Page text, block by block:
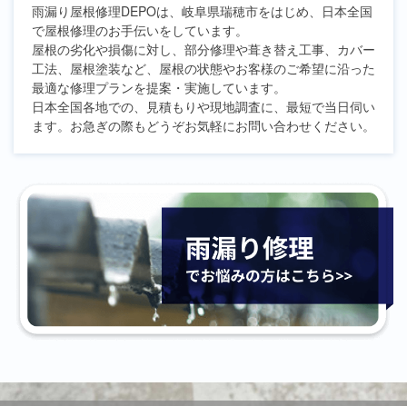
雨漏り屋根修理DEPOは、岐阜県瑞穂市をはじめ、日本全国
で屋根修理のお手伝いをしています。
屋根の劣化や損傷に対し、部分修理や葺き替え工事、カバー
工法、屋根塗装など、屋根の状態やお客様のご希望に沿った
最適な修理プランを提案・実施しています。
日本全国各地での、見積もりや現地調査に、最短で当日伺い
ます。お急ぎの際もどうぞお気軽にお問い合わせください。